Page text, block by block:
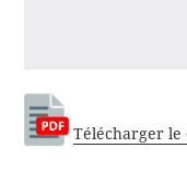
Télécharger le